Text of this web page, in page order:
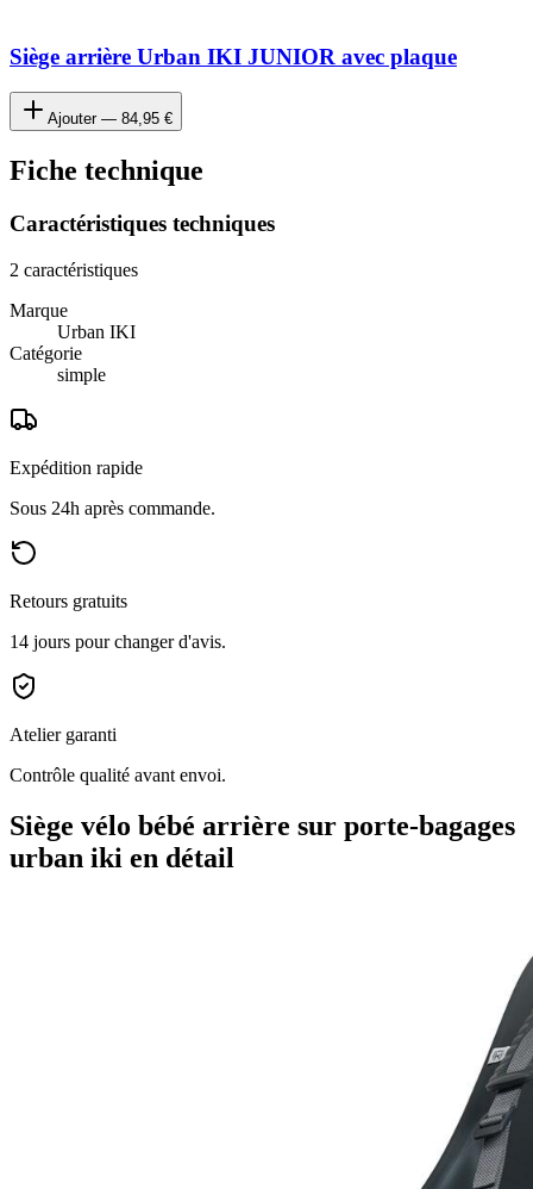
Siège arrière Urban IKI JUNIOR avec plaque
Ajouter — 84,95 €
Fiche technique
Caractéristiques techniques
2 caractéristiques
Marque
Urban IKI
Catégorie
simple
Expédition rapide
Sous 24h après commande.
Retours gratuits
14 jours pour changer d'avis.
Atelier garanti
Contrôle qualité avant envoi.
Siège vélo bébé arrière sur porte-bagages
urban iki en détail